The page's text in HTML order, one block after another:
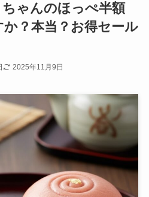
ゃんのほっぺ半額
？本当？お得セール
2025年11月9日